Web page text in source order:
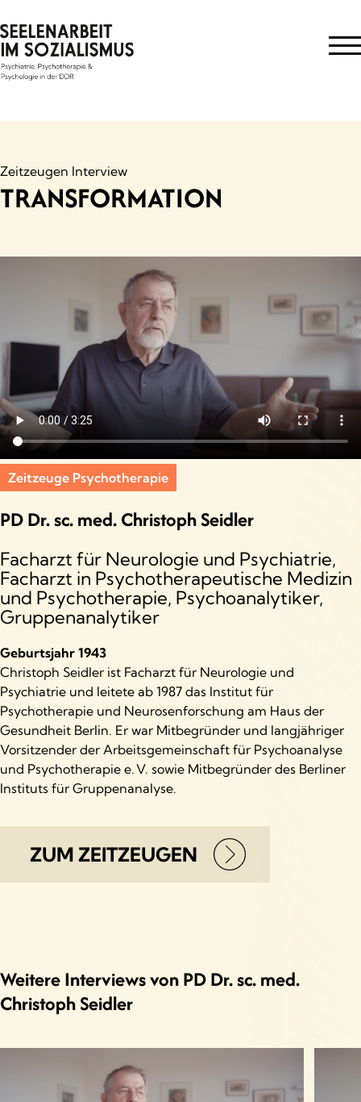
to
content
Zeitzeugen Interview
TRANSFORMATION
Zeitzeuge Psychotherapie
PD Dr. sc. med. Christoph Seidler
Facharzt für Neurologie und Psychiatrie,
Facharzt in Psychotherapeutische Medizin
und Psychotherapie, Psychoanalytiker,
Gruppenanalytiker
Geburtsjahr 1943
Christoph Seidler ist Facharzt für Neurologie und
Psychiatrie und leitete ab 1987 das Institut für
Psychotherapie und Neurosenforschung am Haus der
Gesundheit Berlin. Er war Mitbegründer und langjähriger
Vorsitzender der Arbeitsgemeinschaft für Psychoanalyse
und Psychotherapie e. V. sowie Mitbegründer des Berliner
Instituts für Gruppenanalyse.
ZUM ZEITZEUGEN
Weitere Interviews von PD Dr. sc. med.
Christoph Seidler